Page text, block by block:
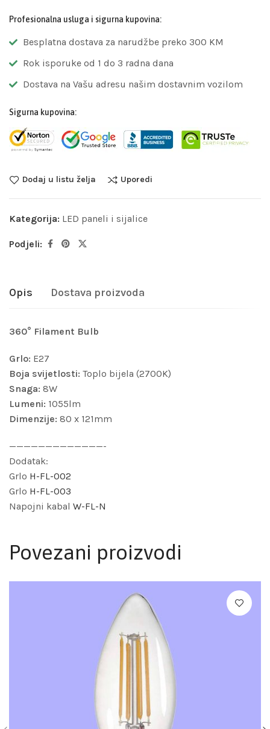
Profesionalna usluga i sigurna kupovina:
Besplatna dostava za narudžbe preko 300 KM
Rok isporuke od 1 do 3 radna dana
Dostava na Vašu adresu našim dostavnim vozilom
Sigurna kupovina:
Dodaj u listu želja Uporedi
Kategorija: LED paneli i sijalice
Podjeli:
Opis Dostava proizvoda
360° Filament Bulb
Grlo: E27
Boja svijetlosti: Toplo bijela (2700K)
Snaga: 8W
Lumeni: 1055lm
Dimenzije: 80 x 121mm
—————————————-
Dodatak:
Grlo H-FL-002
Grlo H-FL-003
Napojni kabal W-FL-N
Povezani proizvodi